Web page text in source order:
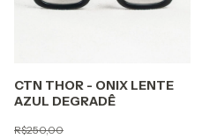
CTN THOR - ONIX LENTE
AZUL DEGRADÊ
R$250,00